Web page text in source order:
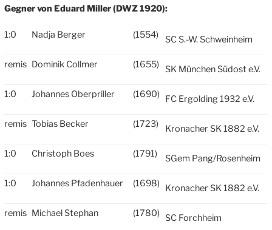
Gegner von Eduard Miller (DWZ 1920):
1:0 Nadja Berger (1554) SC S.-W. Schweinheim
remis Dominik Collmer (1655) SK München Südost e.V.
1:0 Johannes Oberpriller (1690) FC Ergolding 1932 e.V.
remis Tobias Becker (1723) Kronacher SK 1882 e.V.
1:0 Christoph Boes (1791) SGem Pang/Rosenheim
1:0 Johannes Pfadenhauer (1698) Kronacher SK 1882 e.V.
remis Michael Stephan (1780) SC Forchheim